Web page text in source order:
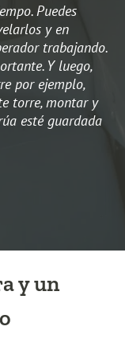
Puedes
y en
trabajando.
Y luego,
por ejemplo,
torre, montar y
esté guardada
y un